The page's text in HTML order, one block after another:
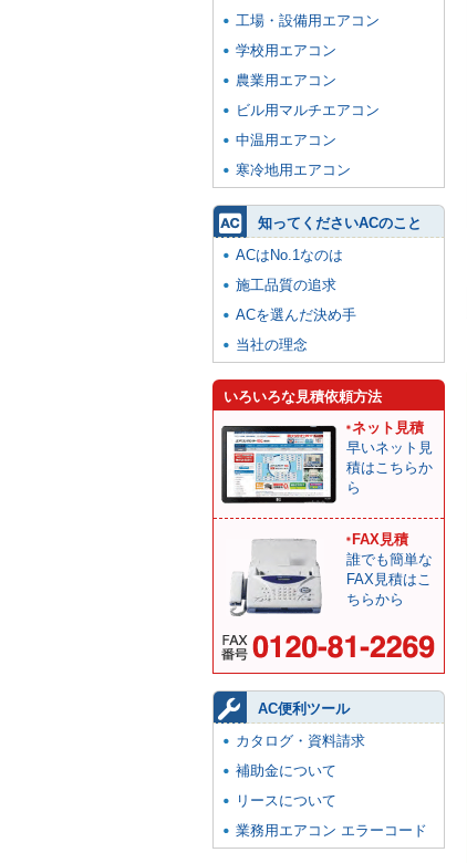
工場・設備用エアコン
学校用エアコン
農業用エアコン
ビル用マルチエアコン
中温用エアコン
寒冷地用エアコン
知ってくださいACのこと
ACはNo.1なのは
施工品質の追求
ACを選んだ決め手
当社の理念
いろいろな見積依頼方法
ネット見積
早いネット見
積はこちらか
ら
FAX見積
誰でも簡単な
FAX見積はこ
ちらから
AC便利ツール
カタログ・資料請求
補助金について
リースについて
業務用エアコン エラーコード